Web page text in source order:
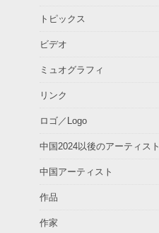
トピックス
ビデオ
ミュオグラフィ
リンク
ロゴ／Logo
中国2024以後のアーティスト
中国アーティスト
作品
作家